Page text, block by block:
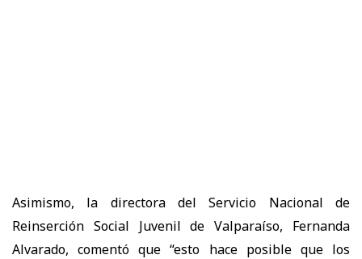
Asimismo, la directora del Servicio Nacional de
Reinserción Social Juvenil de Valparaíso, Fernanda
Alvarado, comentó que “esto hace posible que los